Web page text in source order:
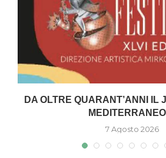
DA OLTRE QUARANT’ANNI IL
7 Agosto 2026